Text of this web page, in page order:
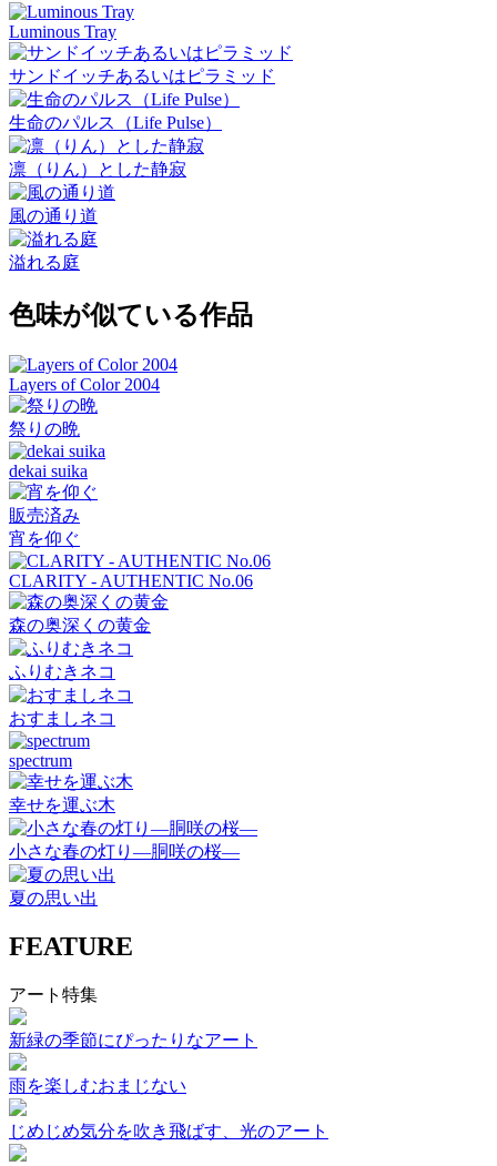
Luminous Tray
サンドイッチあるいはピラミッド
生命のパルス（Life Pulse）
凛（りん）とした静寂
風の通り道
溢れる庭
色味が似ている作品
Layers of Color 2004
祭りの晩
dekai suika
販売済み
宵を仰ぐ
CLARITY - AUTHENTIC No.06
森の奥深くの黄金
ふりむきネコ
おすましネコ
spectrum
幸せを運ぶ木
小さな春の灯り―胴咲の桜―
夏の思い出
FEATURE
アート特集
新緑の季節にぴったりなアート
雨を楽しむおまじない
じめじめ気分を吹き飛ばす、光のアート